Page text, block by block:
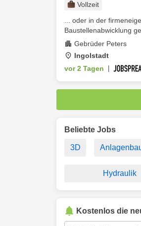
Vollzeit
... oder in der
Baustellenabwicklung
Gebrüder Peters
Ingolstadt
vor 2 Tagen
Beliebte Jobs
3D
Hydraulik
Kostenlos die